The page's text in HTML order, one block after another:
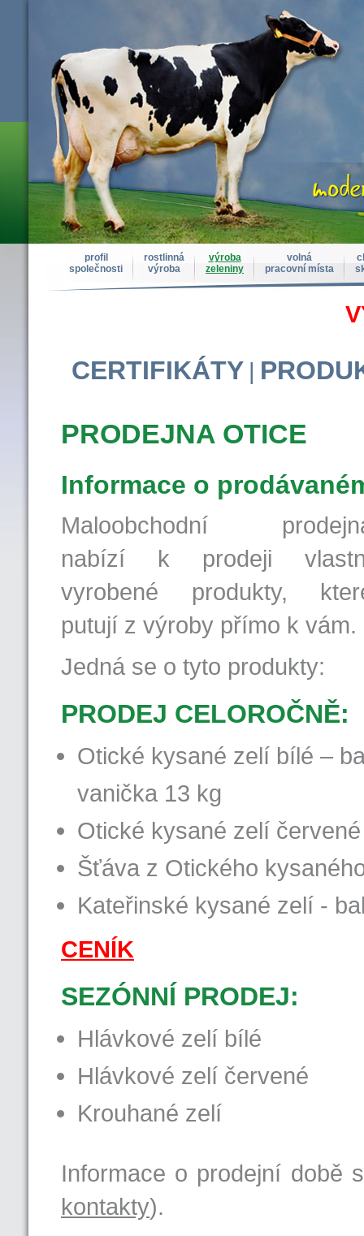
profil
společnosti
rostlinná
výroba
výroba
zeleniny
volná
pracovní místa
CERTIFIKÁTY |
PRODEJNA OTICE
Informace o
Maloobchodní
nabízí k prodeji
vyrobené produkty,
putují z výroby přímo k vám.
Jedná se o tyto produkty:
PRODEJ CELOROČNĚ:
Otické kysané zelí bílé –
vanička 13 kg
Otické kysané zelí
Šťáva z Otického
Kateřinské kysané zelí -
CENÍK
SEZÓNNÍ PRODEJ:
Hlávkové zelí bílé
Hlávkové zelí červené
Krouhané zelí
Informace o prodejní době
kontakty).